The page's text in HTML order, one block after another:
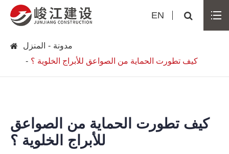
EN
المنزل
مدونة
كيف تطورت الحماية من الصواعق للأبراج الخلوية ؟
كيف تطورت الحماية من الصواعق
للأبراج الخلوية ؟